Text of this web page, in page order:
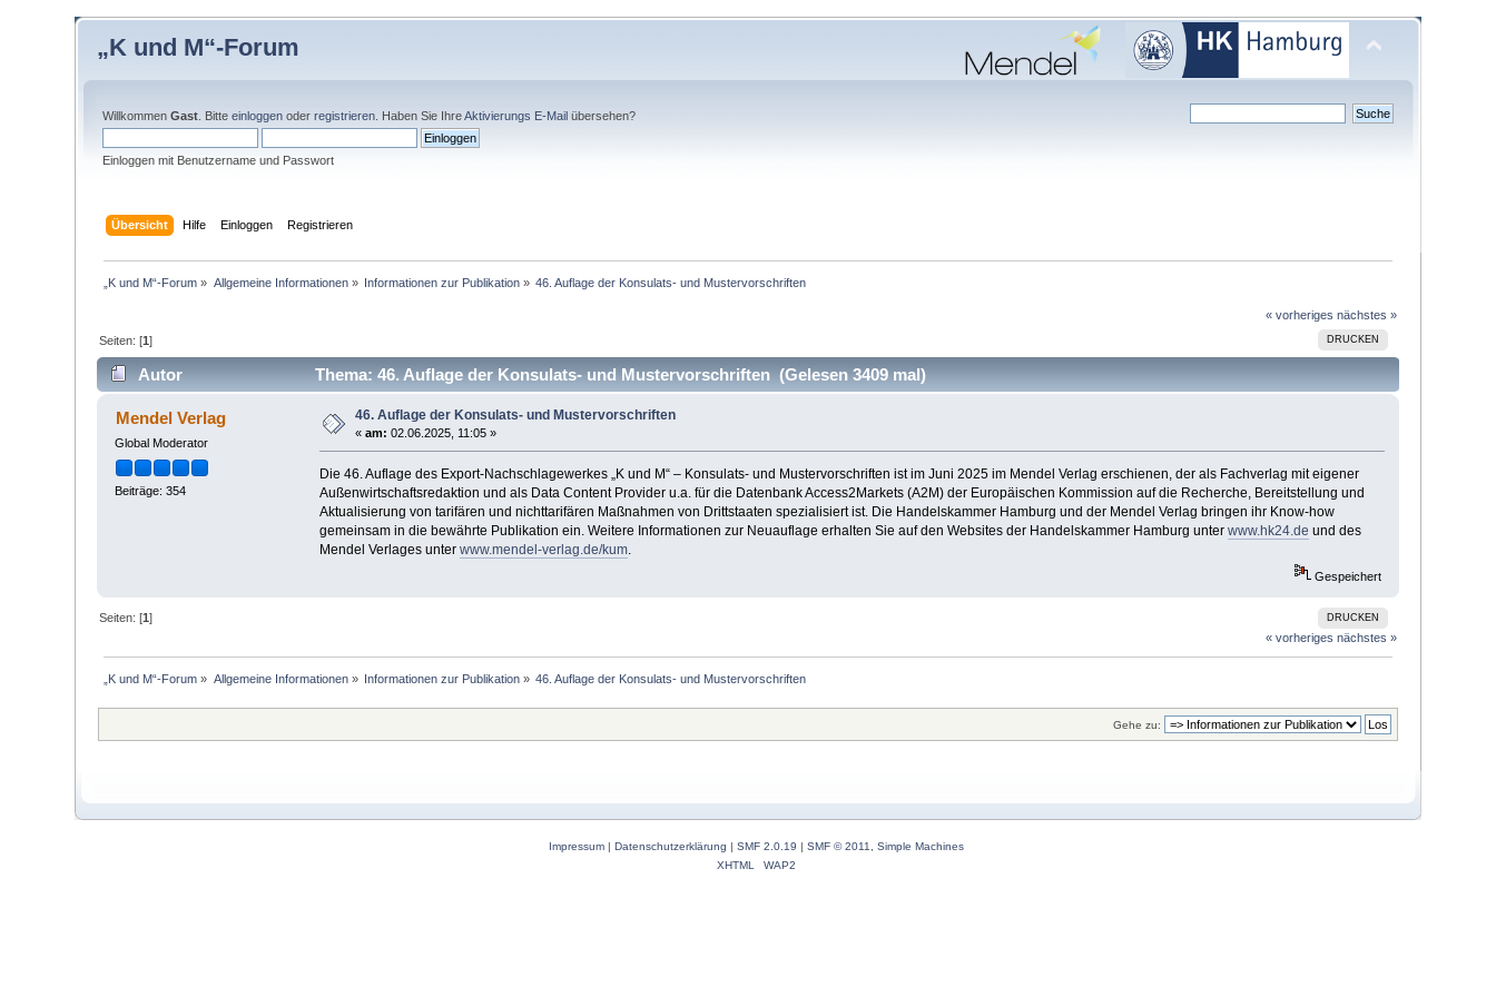
„K und M“-Forum
WillkommenGast . Bitteeinloggen oderregistrieren . Haben Sie IhreAktivierungs E-Mail übersehen?
Einloggen mit Benutzername und Passwort
Übersicht Hilfe Einloggen Registrieren
„K und M“-Forum » Allgemeine Informationen» Informationen zur Publikation » 46. Auflage der Konsulats- und Mustervorschriften
« vorheriges nächstes »
DRUCKEN
Seiten: [1]
Autor Thema: 46. Auflage der Konsulats- und Mustervorschriften (Gelesen 3409 mal)
Mendel Verlag
Global Moderator
Beiträge: 354
46. Auflage der Konsulats- und Mustervorschriften
«am: 02.06.2025, 11:05 »
Die 46. Auflage des Export-Nachschlagewerkes „K und M“ – Konsulats- und Mustervorschriften ist im Juni 2025 im Mendel Verlag erschienen, der als Fachverlag mit eigener
Außenwirtschaftsredaktion und als Data Content Provider u.a. für die Datenbank Access2Markets (A2M) der Europäischen Kommission auf die Recherche, Bereitstellung und
Aktualisierung von tarifären und nichttarifären Maßnahmen von Drittstaaten spezialisiert ist. Die Handelskammer Hamburg und der Mendel Verlag bringen ihr Know-how
gemeinsam in die bewährte Publikation ein. Weitere Informationen zur Neuauflage erhalten Sie auf den Websites der Handelskammer Hamburg unter www.hk24.de und des
Mendel Verlages unter www.mendel-verlag.de/kum.
Gespeichert
DRUCKEN
Seiten: [1]
« vorheriges nächstes »
„K und M“-Forum » Allgemeine Informationen» Informationen zur Publikation » 46. Auflage der Konsulats- und Mustervorschriften
Gehe zu:
Impressum Datenschutzerklärung SMF 2.0.19 SMF © 2011, Simple Machines
XHTML
WAP2